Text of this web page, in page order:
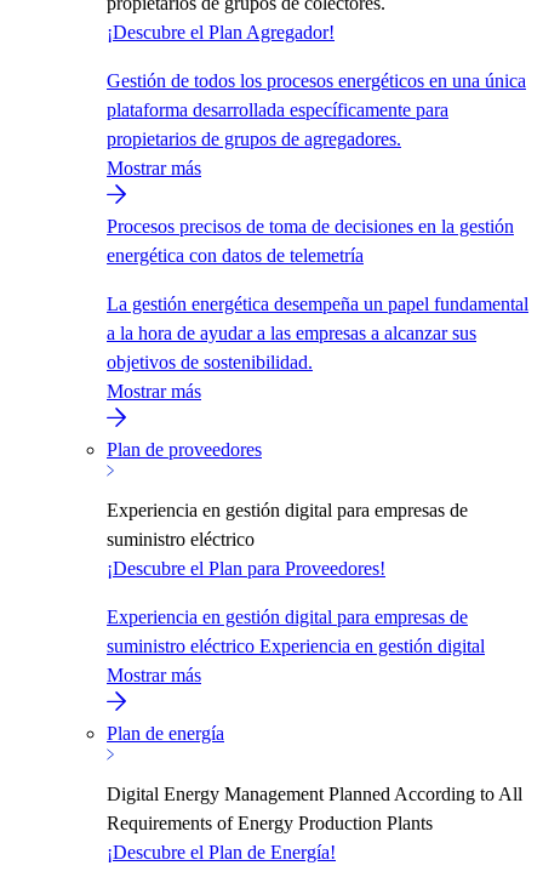
¡Descubre el Plan Agregador!
Gestión de todos los procesos energéticos en una única
plataforma desarrollada específicamente para
propietarios de grupos de agregadores.
Mostrar más
Procesos precisos de toma de decisiones en la gestión
energética con datos de telemetría
La gestión energética desempeña un papel fundamental
a la hora de ayudar a las empresas a alcanzar sus
objetivos de sostenibilidad.
Mostrar más
Plan de proveedores
Experiencia en gestión digital para empresas de
suministro eléctrico
¡Descubre el Plan para Proveedores!
Experiencia en gestión digital para empresas de
suministro eléctrico Experiencia en gestión digital
Mostrar más
Plan de energía
Digital Energy Management Planned According to All
Requirements of Energy Production Plants
¡Descubre el Plan de Energía!